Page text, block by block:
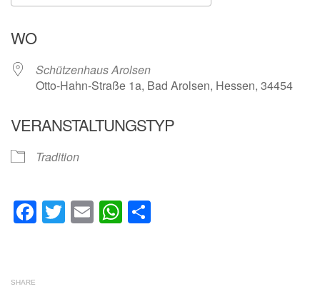
WO
Schützenhaus Arolsen
Otto-Hahn-Straße 1a, Bad Arolsen, Hessen, 34454
VERANSTALTUNGSTYP
Tradition
Facebook
Twitter
EmailWhatsApp
SHARE